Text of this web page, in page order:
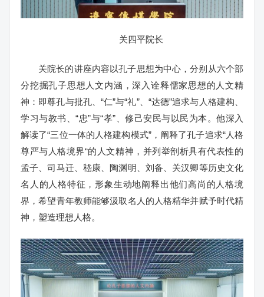
关四平院长
关院长的讲座内容以孔子思想为中心，分别从六个部
分挖掘孔子思想人文内涵，深入诠释儒家思想的人文精
神：即尊孔与批孔、“仁”与“礼”、“达德”追求与人格建构、
学习与教书、“忠”与“孝”、修己安民与以民为本。他深入
解读了“三位一体的人格建构模式”，阐释了孔子追求“人格
尊严与人格境界“的人文精神，并列举剖析具有代表性的
孟子、司马迁、嵇康、陶渊明、刘备、关汉卿等历史文化
名人的人格特征，形象生动地阐释出他们高尚的人格境
界，希望青年教师能够汲取名人的人格精华并赋予时代精
神，塑造理想人格。